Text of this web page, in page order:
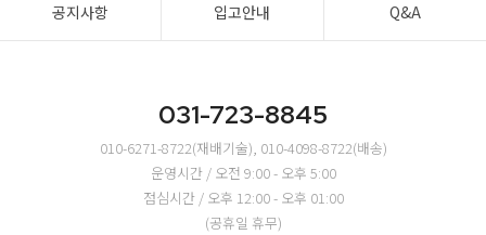
공지사항 입고안내 Q&A
031-723-8845
010-6271-8722(재배기술), 010-4098-8722(배송)
운영시간 / 오전 9:00 - 오후 5:00
점심시간 / 오후 12:00 - 오후 01:00
(공휴일 휴무)